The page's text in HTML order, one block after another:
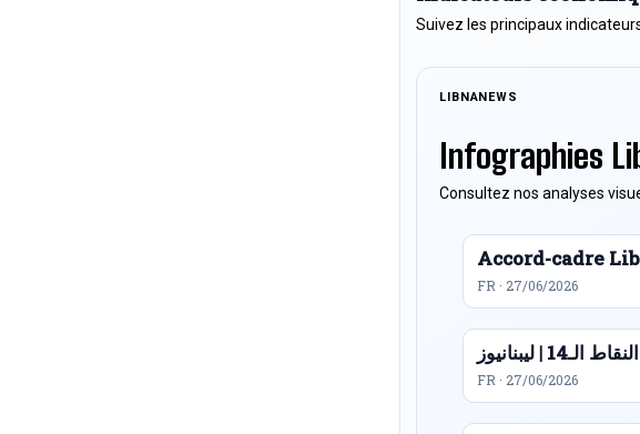
Suivez les principaux
LIBNANEWS
Infographies
Consultez nos analyses
Accord-cadre
FR · 27/06/2026
| ليبنانيوز
FR · 27/06/2026